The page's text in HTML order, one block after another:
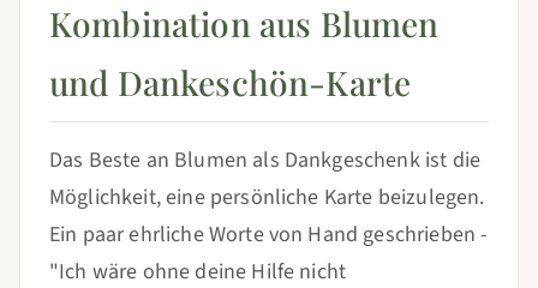
Kombination aus Blumen
und Dankeschön-Karte
Das Beste an Blumen als Dankgeschenk ist die
Möglichkeit, eine persönliche Karte beizulegen.
Ein paar ehrliche Worte von Hand geschrieben -
"Ich wäre ohne deine Hilfe nicht